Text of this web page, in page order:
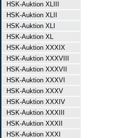
HSK-Auktion XLIII
HSK-Auktion XLII
HSK-Auktion XLI
HSK-Auktion XL
HSK-Auktion XXXIX
HSK-Auktion XXXVIII
HSK-Auktion XXXVII
HSK-Auktion XXXVI
HSK-Auktion XXXV
HSK-Auktion XXXIV
HSK-Auktion XXXIII
HSK-Auktion XXXII
HSK-Auktion XXXI